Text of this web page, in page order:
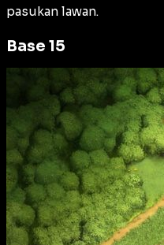
pasukan lawan.
Base 15